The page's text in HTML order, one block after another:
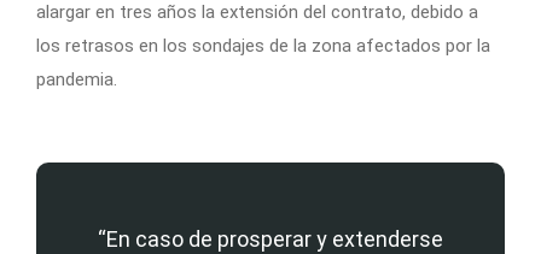
alargar en tres años la extensión del contrato, debido a
los retrasos en los sondajes de la zona afectados por la
pandemia.
“En caso de prosperar y extenderse